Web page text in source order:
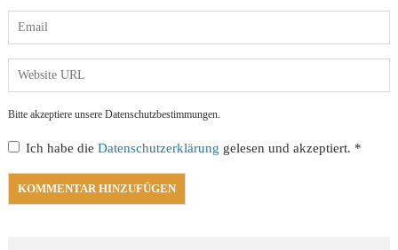
Bitte akzeptiere unsere Datenschutzbestimmungen.
Ich habe dieDatenschutzerklärung gelesen und akzeptiert. *